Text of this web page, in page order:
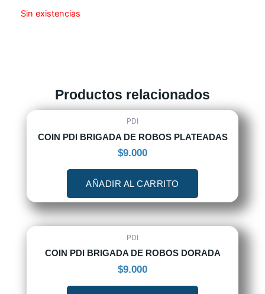
Sin existencias
Productos relacionados
PDI
COIN PDI BRIGADA DE ROBOS PLATEADAS
$9.000
AÑADIR AL CARRITO
PDI
COIN PDI BRIGADA DE ROBOS DORADA
$9.000